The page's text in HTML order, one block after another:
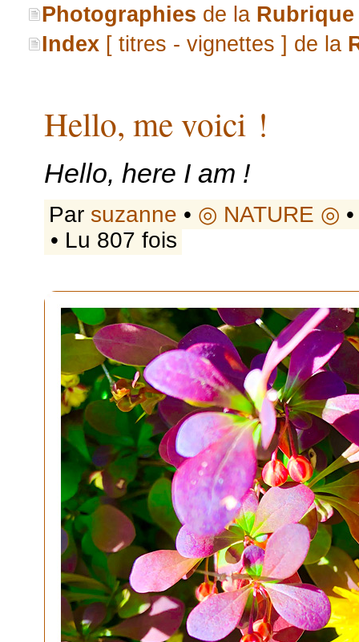
Photographies de la Rubrique
Index [ titres - vignettes ] de la
Hello, me voici !
Hello, here I am !
Par suzanne • ◎ NATURE ◎
• Lu 807 fois